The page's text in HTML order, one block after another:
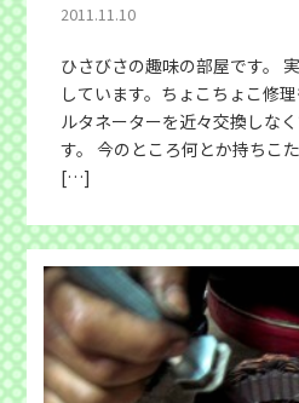
2011.11.10
ひさびさの趣味の部屋です。
しています。ちょこちょこ修
ルタネーターを近々交換しな
す。 今のところ何とか持ちこ
[…]